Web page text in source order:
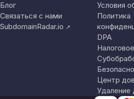
Блог
Связаться с нами
SubdomainRadar.io ↗
Условия
Политика
DPA
Центр
Удаление